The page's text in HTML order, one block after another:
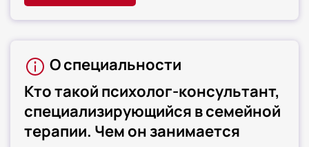
психологическую помощь семьям в кризисных
ситуациях. Освоите методы коррекции
работы с последствиями психологических травм.
Научитесь интегрировать различные
психотерапевтические подходы в семейное
консультирование, сможете проводить
социально-психологические тренинги для семей
О специальности
Кто такой психолог-консультант,
специализирующийся в семейной
терапии. Чем он занимается